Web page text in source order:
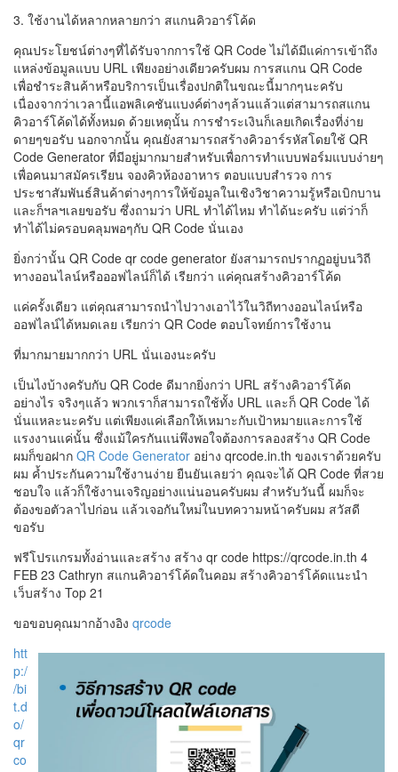
3. ใช้งานได้หลากหลายกว่า สแกนคิวอาร์โค้ด
คุณประโยชน์ต่างๆที่ได้รับจากการใช้ QR Code ไม่ได้มีแค่การเข้าถึง
แหล่งข้อมูลแบบ URL เพียงอย่างเดียวครับผม การสแกน QR Code
เพื่อชำระสินค้าหรือบริการเป็นเรื่องปกติในขณะนี้มากๆนะครับ
เนื่องจากว่าเวลานี้แอพลิเคชันแบงค์ต่างๆล้วนแล้วแต่สามารถสแกน
คิวอาร์โค้ดได้ทั้งหมด ด้วยเหตุนั้น การชำระเงินก็เลยเกิดเรื่องที่ง่าย
ดายๆขอรับ นอกจากนั้น คุณยังสามารถสร้างคิวอาร์รหัสโดยใช้ QR
Code Generator ที่มีอยู่มากมายสำหรับเพื่อการทำแบบฟอร์มแบบง่ายๆ
เพื่อคนมาสมัครเรียน จองคิวห้องอาหาร ตอบแบบสำรวจ การ
ประชาสัมพันธ์สินค้าต่างๆการให้ข้อมูลในเชิงวิชาความรู้หรือเบิกบาน
และก็ฯลฯเลยขอรับ ซึ่งถามว่า URL ทำได้ไหม ทำได้นะครับ แต่ว่าก็
ทำได้ไม่ครอบคลุมพอๆกับ QR Code นั่นเอง
ยิ่งกว่านั้น QR Code qr code generator ยังสามารถปรากฏอยู่บนวิถี
ทางออนไลน์หรือออฟไลน์ก็ได้ เรียกว่า แค่คุณสร้างคิวอาร์โค้ด
แค่ครั้งเดียว แต่คุณสามารถนำไปวางเอาไว้ในวิถีทางออนไลน์หรือ
ออฟไลน์ได้หมดเลย เรียกว่า QR Code ตอบโจทย์การใช้งาน
ที่มากมายมากกว่า URL นั่นเองนะครับ
เป็นไงบ้างครับกับ QR Code ดีมากยิ่งกว่า URL สร้างคิวอาร์โค้ด
อย่างไร จริงๆแล้ว พวกเราก็สามารถใช้ทั้ง URL และก็ QR Code ได้
นั่นแหละนะครับ แต่เพียงแค่เลือกให้เหมาะกับเป้าหมายและการใช้
แรงงานแค่นั้น ซึ่งแม้ใครกันแน่พึงพอใจต้องการลองสร้าง QR Code
ผมก็ขอฝาก QR Code Generator อย่าง qrcode.in.th ของเราด้วยครับ
ผม ค้ำประกันความใช้งานง่าย ยืนยันเลยว่า คุณจะได้ QR Code ที่สวย
ชอบใจ แล้วก็ใช้งานเจริญอย่างแน่นอนครับผม สำหรับวันนี้ ผมก็จะ
ต้องขอตัวลาไปก่อน แล้วเจอกันใหม่ในบทความหน้าครับผม สวัสดี
ขอรับ
ฟรีโปรแกรมทั้งอ่านและสร้าง สร้าง qr code https://qrcode.in.th 4
FEB 23 Cathryn สแกนคิวอาร์โค้ดในคอม สร้างคิวอาร์โค้ดแนะนำ
เว็บสร้าง Top 21
ขอขอบคุณมากอ้างอิง qrcode
htt
p:/
/bi
t.d
o/
qr
co